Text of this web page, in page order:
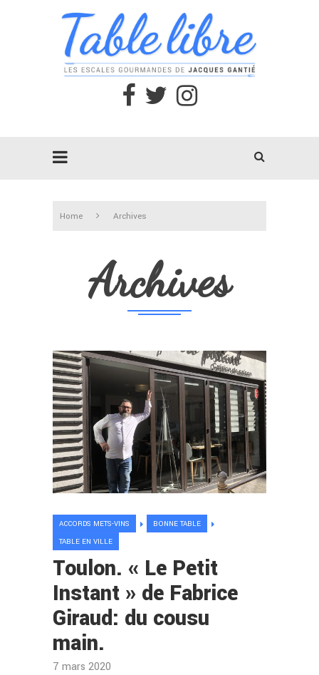
Home Archives
Archives
ACCORDS METS-VINS
BONNE TABLE
TABLE EN VILLE
Toulon. « Le Petit
Instant » de Fabrice
Giraud: du cousu
main.
7 mars 2020